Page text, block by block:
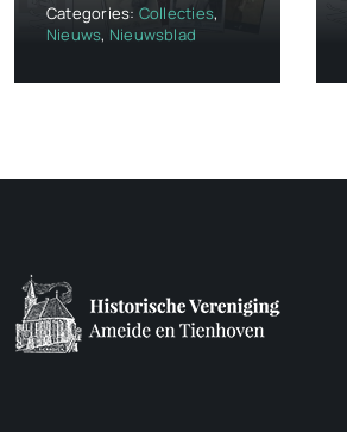
Categories: Collecties,
Nieuws, Nieuwsblad